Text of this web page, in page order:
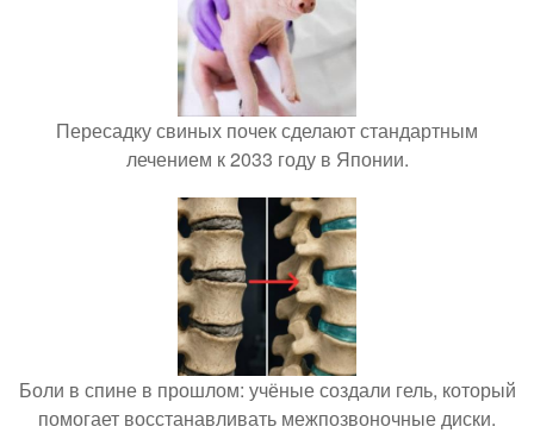
Пересадку свиных почек сделают стандартным
лечением к 2033 году в Японии.
Боли в спине в прошлом: учёные создали гель, который
помогает восстанавливать межпозвоночные диски.